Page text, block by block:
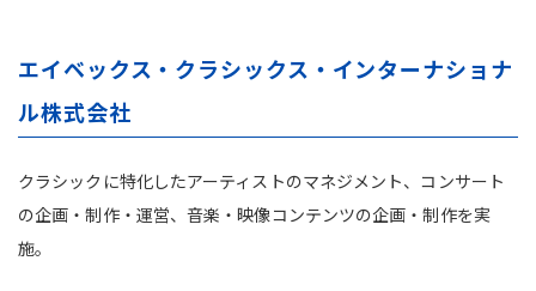
エイベックス・クラシックス・インターナショナ
ル株式会社
クラシックに特化したアーティストのマネジメント、コンサート
の企画・制作・運営、音楽・映像コンテンツの企画・制作を実
施。